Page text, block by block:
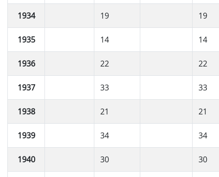
1934 19 19
1935 14 14
1936 22 22
1937 33 33
1938 21 21
1939 34 34
1940 30 30